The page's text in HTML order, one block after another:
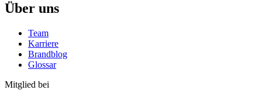
Über uns
Team
Karriere
Brandblog
Glossar
Mitglied bei